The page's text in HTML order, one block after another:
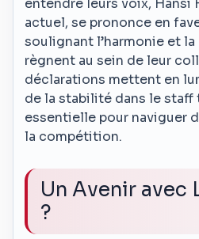
actuel, se prononce en
soulignant l’harmonie et
règnent au sein de leur
déclarations mettent en
de la stabilité dans le staff
essentielle pour naviguer
la compétition.
Un Avenir avec
?